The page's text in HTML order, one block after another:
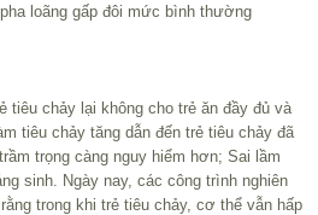
loãng gấp đôi mức bình thường
tiêu chảy lại không cho trẻ ăn đầy đủ và
tiêu chảy tăng dẫn đến trẻ tiêu chảy đã
trọng càng nguy hiểm hơn; Sai lầm
sinh. Ngày nay, các công trình nghiên
trong khi trẻ tiêu chảy, cơ thể vẫn hấp